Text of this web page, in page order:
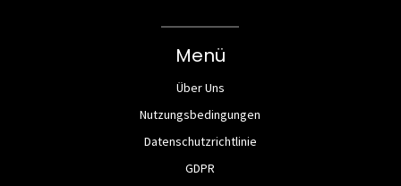
Menü
Über Uns
Nutzungsbedingungen
Datenschutzrichtlinie
GDPR